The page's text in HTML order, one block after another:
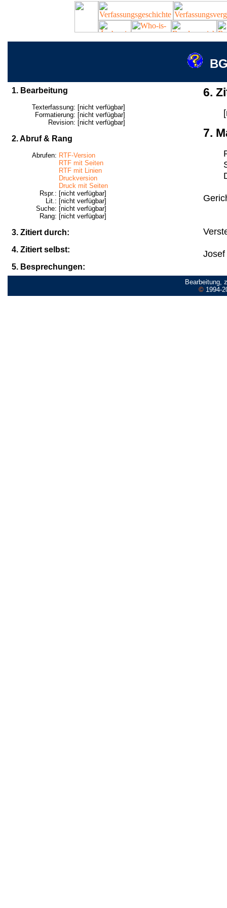
1. Bearbeitung
Texterfassung: [nicht verfügbar]
Formatierung: [nicht verfügbar]
Revision: [nicht verfügbar]
2. Abruf & Rang
Abrufen: RTF-Version
RTF mit Seiten
RTF mit Linien
Druckversion
Druck mit Seiten
Rspr.: [nicht verfügbar]
Lit.: [nicht verfügbar]
Suche: [nicht verfügbar]
Rang: [nicht verfügbar]
3. Zitiert durch:
4. Zitiert selbst:
5. Besprechungen:
6.
7.
Bearbeitung,
©1994-